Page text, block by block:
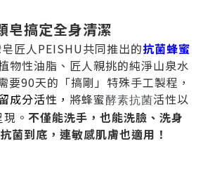
皂搞定全身清潔
匠人PEISHU共同推出的抗菌蜂蜜
物性油脂、匠人親挑的純淨山泉水
要90天的「搞剛」特殊手工製程，
成分活性， 將蜂蜜酵素抗菌活性以
。 不僅能洗手，也能洗臉、洗身
菌到底，連敏感肌膚也適用！